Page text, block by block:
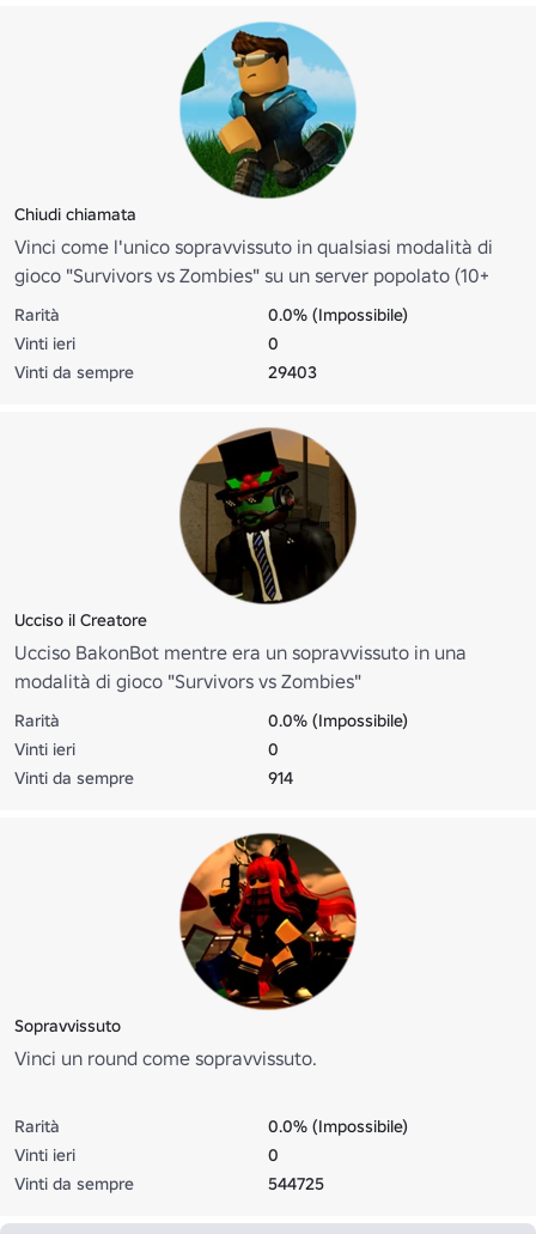
Chiudi chiamata
Vinci come l'unico sopravvissuto in qualsiasi modalità di
gioco "Survivors vs Zombies" su un server popolato (10+
Giocatori)
Rarità
0.0% (Impossibile)
Vinti ieri
0
Vinti da sempre
29403
Ucciso il Creatore
Ucciso BakonBot mentre era un sopravvissuto in una
modalità di gioco "Survivors vs Zombies"
Rarità
0.0% (Impossibile)
Vinti ieri
0
Vinti da sempre
914
Sopravvissuto
Vinci un round come sopravvissuto.
Rarità
0.0% (Impossibile)
Vinti ieri
0
Vinti da sempre
544725